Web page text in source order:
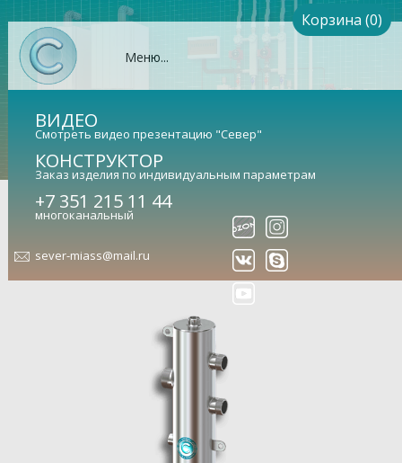
Меню...
Корзина (0)
ВИДЕО
Смотреть видео презентацию "Север"
КОНСТРУКТОР
Заказ изделия по индивидуальным параметрам
+7 351 215 11 44
многоканальный
sever-miass@mail.ru
Гидрострелка Север-R-80К2
(Aisi) (сталь нержавеющая)
Гидравлический разделитель универсальный (арт.